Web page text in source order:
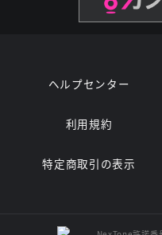
ヘルプセンター
利用規約
特定商取引の表示